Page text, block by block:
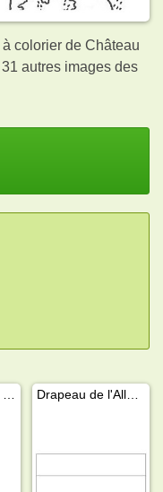
colorier de Château
autres images des